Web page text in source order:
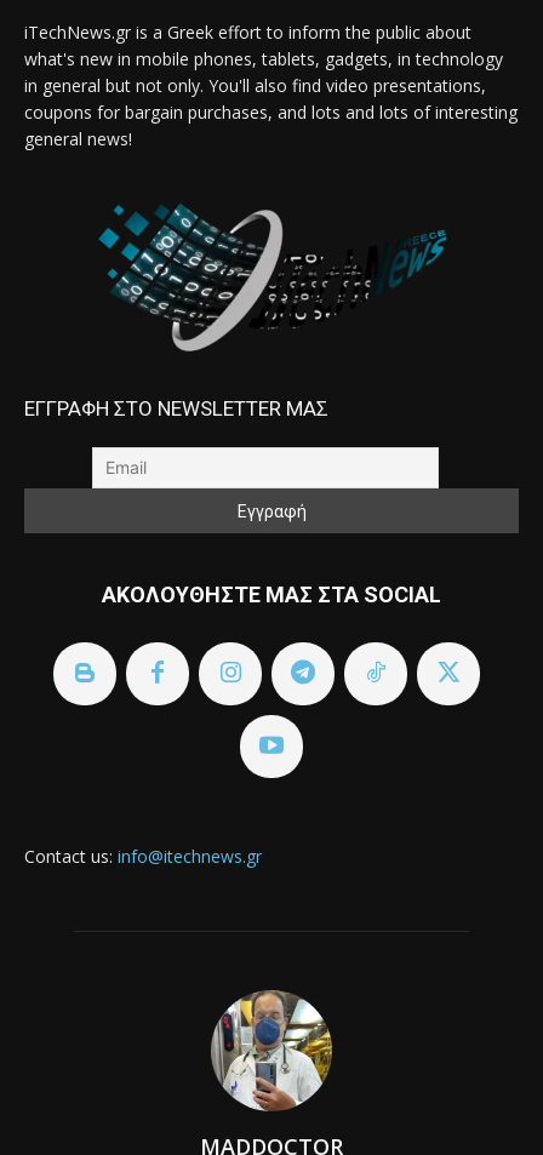
iTechNews.gr is a Greek effort to inform the public about
what's new in mobile phones, tablets, gadgets, in technology
in general but not only. You'll also find video presentations,
coupons for bargain purchases, and lots and lots of interesting
general news!
ΕΓΓΡΑΦΗ ΣΤΟ NEWSLETTER ΜΑΣ
ΑΚΟΛΟΥΘΗΣΤΕ ΜΑΣ ΣΤΑ SOCIAL
Contact us: info@itechnews.gr
MADDOCTOR